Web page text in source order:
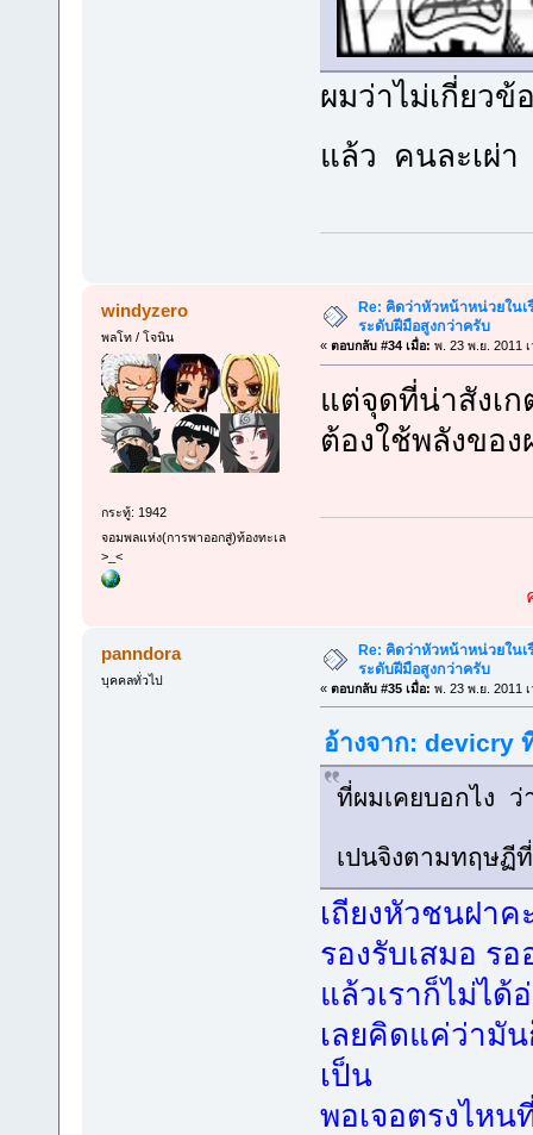
ผมว่าไม่เกี่ยว
แล้ว คนละเผ่
windyzero
พลโท / โจนิน
กระทู้: 1942
จอมพลแห่ง(การพาออกสู่)ท้องทะเล
>_<
Re: คิดว่าหัวหน้าหน่วยใน
ระดับฝีมือสูงกว่าครับ
« ตอบกลับ #34 เมื่อ: พ. 23 พ.ย. 2011
แต่จุดที่น่าสังเ
ต้องใช้พลังของ
panndora
บุคคลทั่วไป
Re: คิดว่าหัวหน้าหน่วยใน
ระดับฝีมือสูงกว่าครับ
« ตอบกลับ #35 เมื่อ: พ. 23 พ.ย. 2011
อ้างจาก: devicry
ที่ผมเคยบอกไง
เปนจิงตามทฤษฏี
เถียงหัวชนฝาค
รองรับเสมอ ร
แล้วเราก็ไม่ได้
เลยคิดแค่ว่ามั
เป็น
พอเจอตรงไห